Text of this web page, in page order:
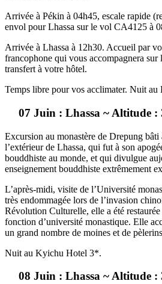
Arrivée à Pékin à 04h45, escale rapide
envol pour Lhassa sur le vol CA4125 à
Arrivée à Lhassa à 12h30. Accueil par
francophone qui vous accompagnera
transfert à votre hôtel.
Temps libre pour vos acclimater. Nuit
07 Juin : Lhassa ~ Altitude :
Excursion au monastère de Drepung bâti
l’extérieur de Lhassa, qui fut à son
bouddhiste au monde, et qui divulgue
enseignement bouddhiste extrêmement
L’après-midi, visite de l’Université
très endommagée lors de l’invasion
Révolution Culturelle, elle a été restaurée
fonction d’université monastique. Elle
un grand nombre de moines et de
Nuit au Kyichu Hotel 3*.
08 Juin : Lhassa ~ Altitude :